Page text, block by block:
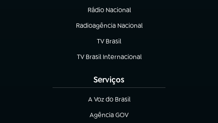
Rádio Nacional
Radioagência Nacional
(abre em nova aba)
TV Brasil
(abre em nova aba)
TV Brasil Internacional
(abre em nova aba)
Serviços
A Voz do Brasil
(abre em nova aba)
Agência GOV
(abre em nova aba)